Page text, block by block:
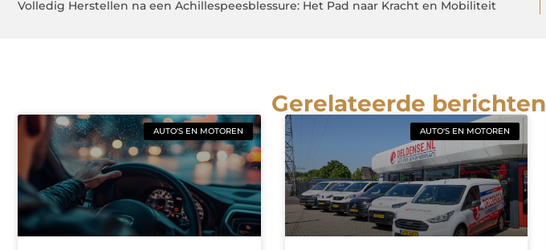
Volledig Herstellen na een Achillespeesblessure: Het Pad naar Kracht en Mobiliteit
Gerelateerde berichten
AUTO'S EN MOTOREN AUTO'S EN MOTOREN